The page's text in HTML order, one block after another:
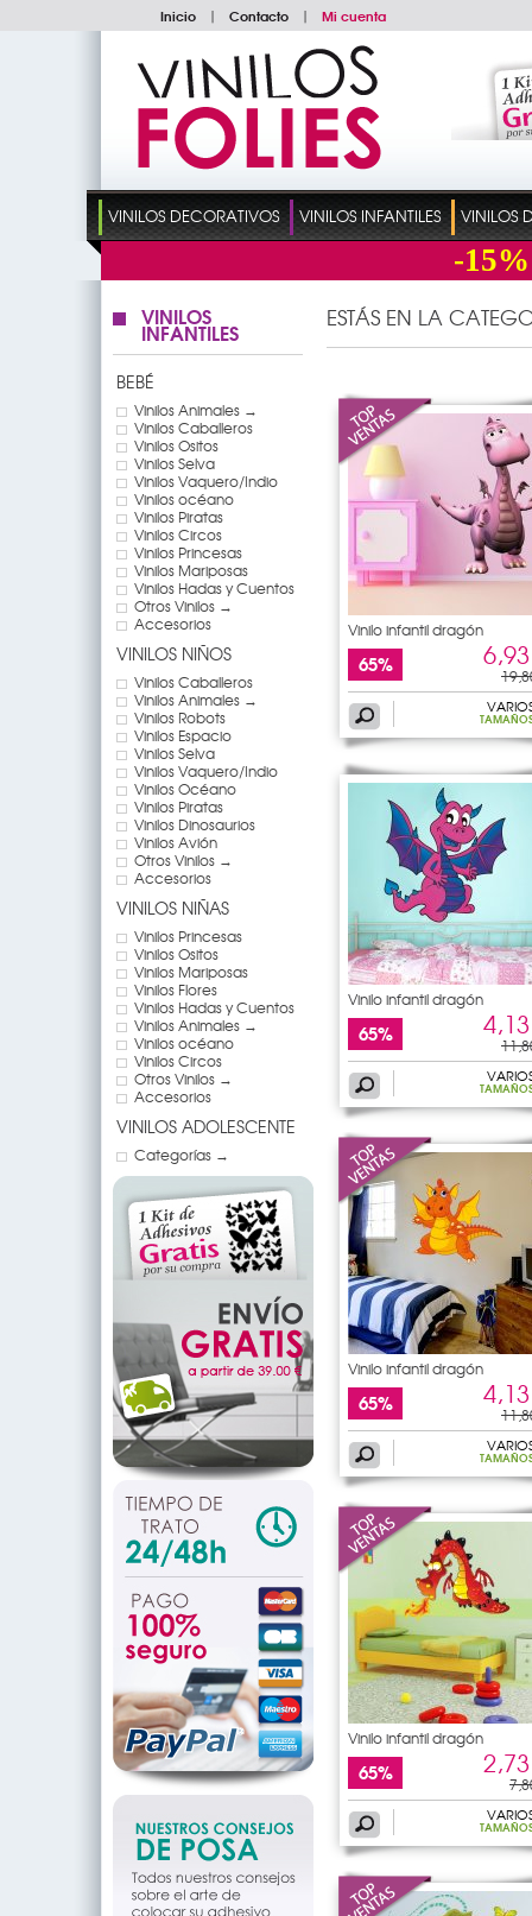
Inicio | Contacto | Mi cuenta
VINILOS DECORATIVOS VINILOS INFANTILES VINILOS
-15%
VINILOS
INFANTILES
BEBÉ
Vinilos Animales →
Vinilos Caballeros
Vinilos Ositos
Vinilos Selva
Vinilos Vaquero/Indio
Vinilos océano
Vinilos Piratas
Vinilos Circos
Vinilos Princesas
Vinilos Mariposas
Vinilos Hadas y Cuentos
Otros Vinilos →
Accesorios
VINILOS NIÑOS
Vinilos Caballeros
Vinilos Animales →
Vinilos Robots
Vinilos Espacio
Vinilos Selva
Vinilos Vaquero/Indio
Vinilos Océano
Vinilos Piratas
Vinilos Dinosaurios
Vinilos Avión
Otros Vinilos →
Accesorios
VINILOS NIÑAS
Vinilos Princesas
Vinilos Ositos
Vinilos Mariposas
Vinilos Flores
Vinilos Hadas y Cuentos
Vinilos Animales →
Vinilos océano
Vinilos Circos
Otros Vinilos →
Accesorios
VINILOS ADOLESCENTE
Categorías →
ESTÁS EN LA
Vinilo infantil dragón
65%
Vinilo infantil dragón
65%
Vinilo infantil dragón
65%
Vinilo infantil dragón
65%